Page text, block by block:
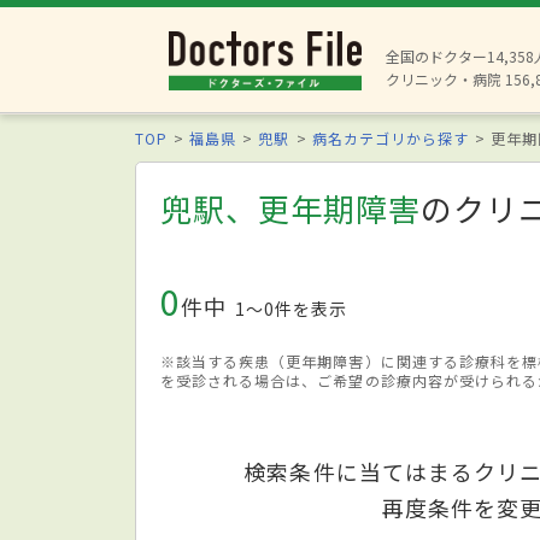
全国のドクター14,358
クリニック・病院
TOP 福島県 兜駅 病名カテゴリから探す 更年
兜駅、更年期障害のクリ
0件中 1〜0件を表示
※該当する疾患（更年期障害）に関連する診療科を
を受診される場合は、ご希望の診療内容が受けられ
検索条件に当てはまるクリ
再度条件を変